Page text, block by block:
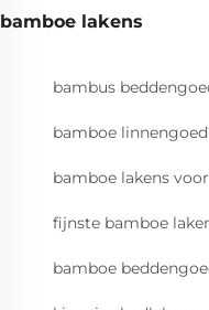
bamboe lakens
bambus
bamboe linnengoed
bamboe lakens
fijnste bamboe
bamboe